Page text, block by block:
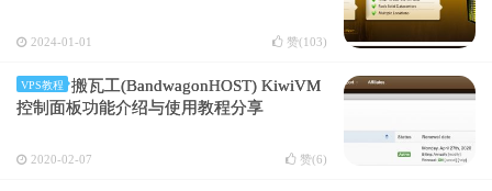
2024-01-01 赞(103)
VPS教程
搬瓦工(BandwagonHOST) KiwiVM
控制面板功能介绍与使用教程分享
2020-02-07 赞(6)